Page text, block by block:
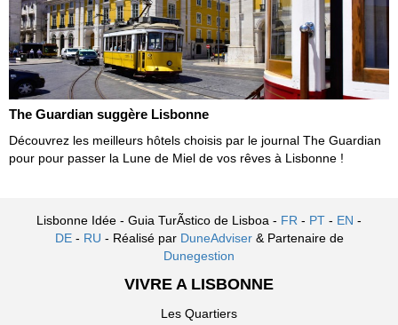
The Guardian suggère Lisbonne
Découvrez les meilleurs hôtels choisis par le journal The Guardian
pour pour passer la Lune de Miel de vos rêves à Lisbonne !
Lisbonne Idée - Guia TurÃ­stico de Lisboa - FR - PT - EN -
DE- RU - Réalisé par DuneAdviser & Partenaire de
Dunegestion
VIVRE A LISBONNE
Les Quartiers